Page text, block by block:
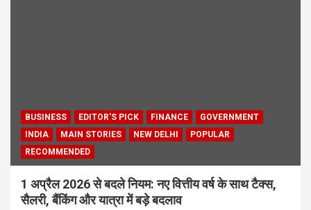
BUSINESS EDITOR'S PICK FINANCE
GOVERNMENT
INDIA
MAIN STORIES NEW DELHI
POPULAR
RECOMMENDED
1 अप्रैल 2026 से बदले नियम: नए वित्तीय वर्ष के साथ टैक्स,
सैलरी, बैंकिंग और यात्रा में बड़े बदलाव